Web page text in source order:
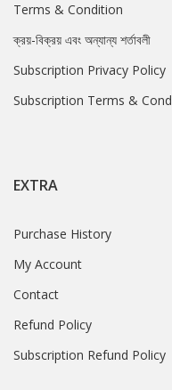
Terms & Condition
ক্রয়-বিক্রয় এবং অন্যান্য শর্তাবলী
Subscription Privacy Policy
Subscription Terms &
EXTRA
Purchase History
My Account
Contact
Refund Policy
Subscription Refund Policy